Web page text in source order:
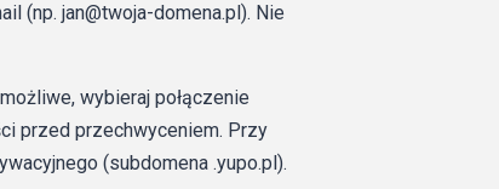
(np. jan@twoja-domena.pl). Nie
wybieraj połączenie
przed przechwyceniem. Przy
(subdomena .yupo.pl).